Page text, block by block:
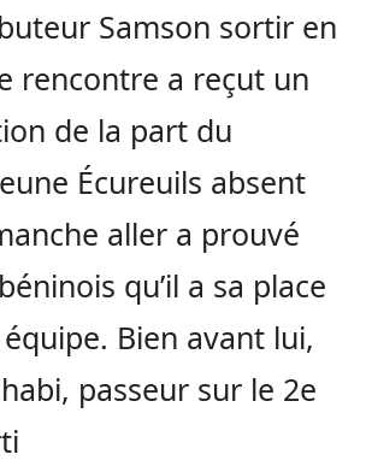
Samson sortir en
rencontre a reçut un
de la part du
Écureuils absent
aller a prouvé
qu’il a sa place
Bien avant lui,
passeur sur le 2e